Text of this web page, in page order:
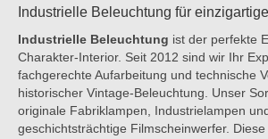
Industrielle Beleuchtung für
Industrielle Beleuchtung ist der perfekte
Charakter-Interior. Seit 2012 sind wir Ihr
fachgerechte Aufarbeitung und technische
historischer Vintage-Beleuchtung. Unser
originale Fabriklampen, Industrielampen
geschichtsträchtige Filmscheinwerfer.